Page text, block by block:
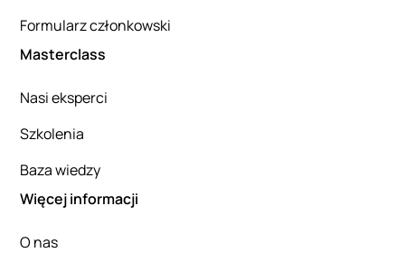
Formularz członkowski
Masterclass
Nasi eksperci
Szkolenia
Baza wiedzy
Więcej informacji
O nas